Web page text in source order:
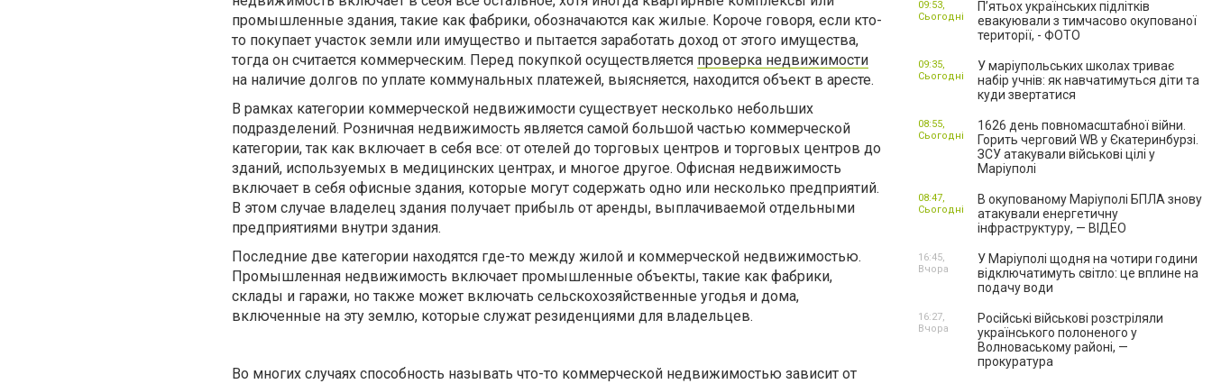
промышленные здания, такие как фабрики, обозначаются как жилые. Короче говоря, если кто-
то покупает участок земли или имущество и пытается заработать доход от этого имущества,
тогда он считается коммерческим. Перед покупкой осуществляется проверка недвижимости
на наличие долгов по уплате коммунальных платежей, выясняется, находится объект в аресте.
В рамках категории коммерческой недвижимости существует несколько небольших
подразделений. Розничная недвижимость является самой большой частью коммерческой
категории, так как включает в себя все: от отелей до торговых центров и торговых центров до
зданий, используемых в медицинских центрах, и многое другое. Офисная недвижимость
включает в себя офисные здания, которые могут содержать одно или несколько предприятий.
В этом случае владелец здания получает прибыль от аренды, выплачиваемой отдельными
предприятиями внутри здания.
Последние две категории находятся где-то между жилой и коммерческой недвижимостью.
Промышленная недвижимость включает промышленные объекты, такие как фабрики,
склады и гаражи, но также может включать сельскохозяйственные угодья и дома,
включенные на эту землю, которые служат резиденциями для владельцев.
Во многих случаях способность называть что-то коммерческой недвижимостью зависит от
П’ятьох українських підлітків
евакуювали з тимчасово окупованої
території, - ФОТО
09:53,
Сьогодні
У маріупольських школах триває
набір учнів: як навчатимуться діти та
куди звертатися
09:35,
Сьогодні
1626 день повномасштабної війни.
Горить черговий WB у Єкатеринбурзі.
ЗСУ атакували військові цілі у
Маріуполі
08:55,
Сьогодні
В окупованому Маріуполі БПЛА знову
атакували енергетичну
інфраструктуру, — ВІДЕО
08:47,
Сьогодні
У Маріуполі щодня на чотири години
відключатимуть світло: це вплине на
подачу води
16:45,
Вчора
Російські військові розстріляли
українського полоненого у
Волноваському районі, —
прокуратура
16:27,
Вчора